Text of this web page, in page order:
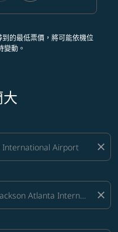
的最低票價，將可能依機位
變動。
close
close